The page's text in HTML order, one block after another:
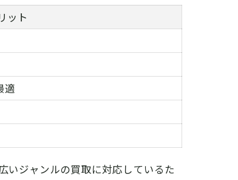
ット
適
いジャンルの買取に対応しているた